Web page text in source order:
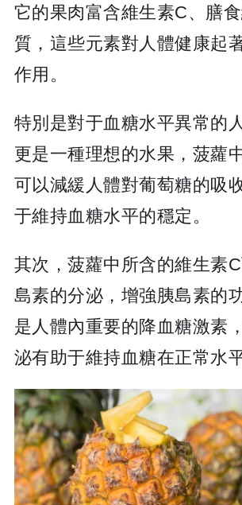
它的果肉富含維生素C、膳
質，這些元素對人體健康起
作用。
特別是對于血糖水平異常的
更是一種理想的水果，菠蘿
可以減緩人體對葡萄糖的吸
于維持血糖水平的穩定。
其次，菠蘿中所含的維生素
島素的分泌，增強胰島素的
是人體內重要的降血糖激素
泌有助于維持血糖在正常水平